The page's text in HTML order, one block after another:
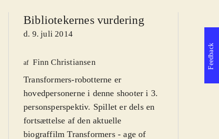
Bibliotekernes vurdering
d. 9. juli 2014
af Finn Christiansen
Transformers-robotterne er
hovedpersonerne i denne shooter i 3.
personsperspektiv. Spillet er dels en
fortsættelse af den aktuelle
biograffilm Transformers - age of
Feedback